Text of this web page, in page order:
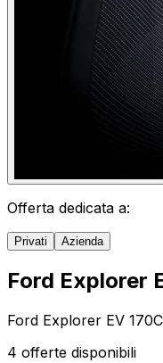
Offerta dedicata a:
Privati Azienda
Ford Explorer
Ford Explorer EV
4 offerte disponibili